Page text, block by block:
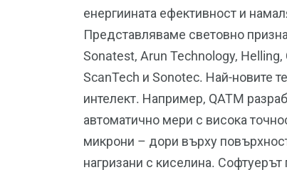
енергиината ефективност и
Представляваме световно
Sonatest, Arun Technology,
ScanTech и Sonotec. Най-новите
интелект. Например, QATM
автоматично мери с висока
микрони – дори върху
нагризани с киселина.